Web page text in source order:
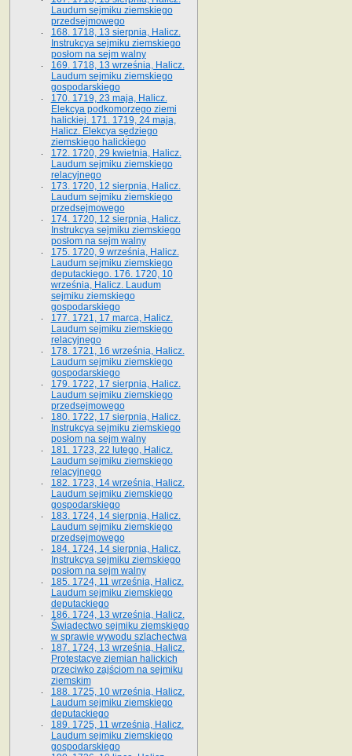
Laudum sejmiku ziemskiego
przedsejmowego
168. 1718, 13 sierpnia, Halicz.
Instrukcya sejmiku ziemskiego
posłom na sejm walny
169. 1718, 13 września, Halicz.
Laudum sejmiku ziemskiego
gospodarskiego
170. 1719, 23 maja, Halicz.
Elekcya podkomorzego ziemi
halickiej. 171. 1719, 24 maja,
Halicz. Elekcya sędziego
ziemskiego halickiego
172. 1720, 29 kwietnia, Halicz.
Laudum sejmiku ziemskiego
relacyjnego
173. 1720, 12 sierpnia, Halicz.
Laudum sejmiku ziemskiego
przedsejmowego
174. 1720, 12 sierpnia, Halicz.
Instrukcya sejmiku ziemskiego
posłom na sejm walny
175. 1720, 9 września, Halicz.
Laudum sejmiku ziemskiego
deputackiego. 176. 1720, 10
września, Halicz. Laudum
sejmiku ziemskiego
gospodarskiego
177. 1721, 17 marca, Halicz.
Laudum sejmiku ziemskiego
relacyjnego
178. 1721, 16 września, Halicz.
Laudum sejmiku ziemskiego
gospodarskiego
179. 1722, 17 sierpnia, Halicz.
Laudum sejmiku ziemskiego
przedsejmowego
180. 1722, 17 sierpnia, Halicz.
Instrukcya sejmiku ziemskiego
posłom na sejm walny
181. 1723, 22 lutego, Halicz.
Laudum sejmiku ziemskiego
relacyjnego
182. 1723, 14 września, Halicz.
Laudum sejmiku ziemskiego
gospodarskiego
183. 1724, 14 sierpnia, Halicz.
Laudum sejmiku ziemskiego
przedsejmowego
184. 1724, 14 sierpnia, Halicz.
Instrukcya sejmiku ziemskiego
posłom na sejm walny
185. 1724, 11 września, Halicz.
Laudum sejmiku ziemskiego
deputackiego
186. 1724, 13 września, Halicz.
Świadectwo sejmiku ziemskiego
w sprawie wywodu szlachectwa
187. 1724, 13 września, Halicz.
Protestacye ziemian halickich
przeciwko zajściom na sejmiku
ziemskim
188. 1725, 10 września, Halicz.
Laudum sejmiku ziemskiego
deputackiego
189. 1725, 11 września, Halicz.
Laudum sejmiku ziemskiego
gospodarskiego